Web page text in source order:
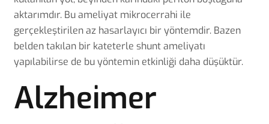
aktarımdır. Bu ameliyat mikrocerrahi ile
gerçekleştirilen az hasarlayıcı bir yöntemdir. Bazen
belden takılan bir kateterle shunt ameliyatı
yapılabilirse de bu yöntemin etkinliği daha düşüktür.
Alzheimer